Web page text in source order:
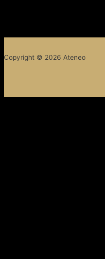
Copyright © 2026 Ateneo